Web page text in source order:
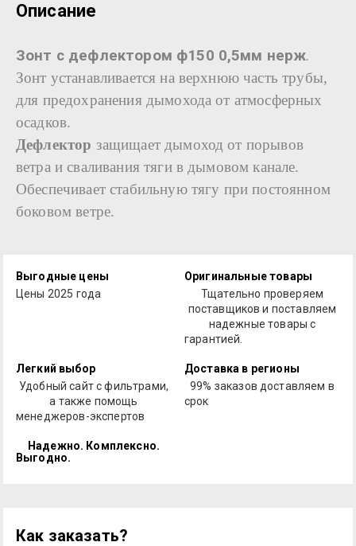
Описание
Зонт с дефлектором ф150 0,5мм нерж.
Зонт устанавливается на верхнюю часть трубы,
для предохранения дымохода от атмосферных
осадков.
Дефлектор защищает дымоход от порывов
ветра и сваливания тяги в дымовом канале.
Обеспечивает стабильную тягу при постоянном
боковом ветре.
Выгодные цены
Цены 2025 года
Оригинальные товары
Тщательно проверяем
поставщиков и поставляем
надежные товары с
гарантией.
Легкий выбор
Удобный сайт с фильтрами,
а также помощь
менеджеров-экспертов
Доставка в регионы
99% заказов доставляем в
срок
Надежно. Комплексно.
Выгодно.
Как заказать?